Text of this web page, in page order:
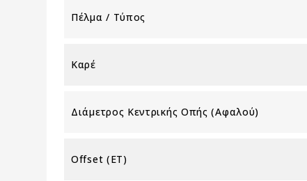
Πέλμα / Τύπος
Καρέ
Διάμετρος Κεντρικής Οπής (αφαλού)
Offset (ET)